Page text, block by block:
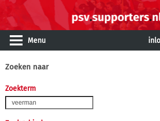
Menu
Zoeken naar
Zoekterm